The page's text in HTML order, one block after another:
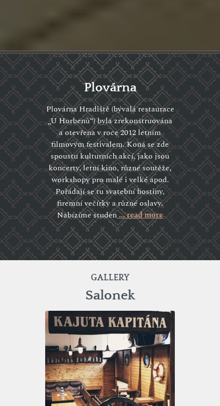
Plovárna
Plovárna Hradiště (bývalá restaurace
„U Horbenů“) byla zrekonstruována
a otevřena v roce 2012 letním
filmovým festivalem. Koná se zde
spoustu kulturních akcí, jako jsou
koncerty, letní kino, různé soutěže,
workshopy pro malé i velké apod.
Pořádají se tu svatební hostiny,
firemní večírky a různé oslavy.
Nabízíme studen... read more
GALLERY
Salonek